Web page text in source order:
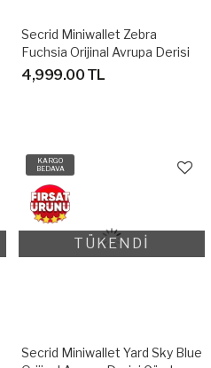
Secrid Miniwallet Zebra
Fuchsia Orijinal Avrupa Derisi
Cüzdan
4,999.00 TL
KARGO
BEDAVA
TÜKENDİ
Secrid Miniwallet Yard Sky Blue